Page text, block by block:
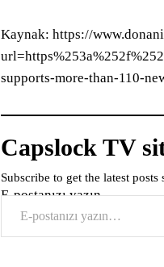
Kaynak: https://
supports-more-than-110-
Capslock TV
Subscribe to get the latest
E-postanızı yazın…